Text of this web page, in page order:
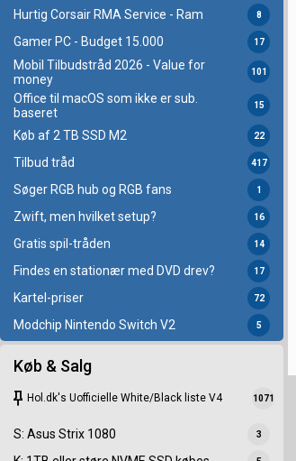
Hurtig Corsair RMA Service - Ram 8
Gamer PC - Budget 15.000 17
Mobil Tilbudstråd 2026 - Value for
money
101
Office til macOS som ikke er sub.
baseret
15
Køb af 2 TB SSD M2 22
Tilbud tråd 417
Søger RGB hub og RGB fans 1
Zwift, men hvilket setup? 16
Gratis spil-tråden 14
Findes en stationær med DVD drev? 17
Kartel-priser 72
Modchip Nintendo Switch V2 5
Køb & Salg
keep Hol.dk's Uofficielle White/Black liste V4 1071
S: Asus Strix 1080 3